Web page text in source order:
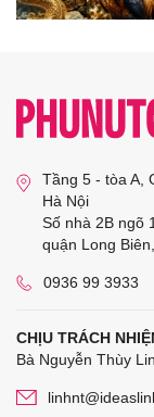
Tầng 5 - tòa A,
Hà Nội
Số nhà 2B ngõ
quận Long
0936 99 3933
CHỊU TRÁCH
Bà Nguyễn Thùy